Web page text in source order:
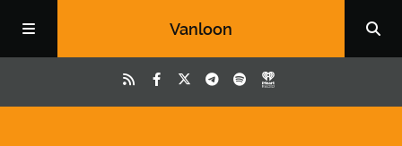
Vanloon